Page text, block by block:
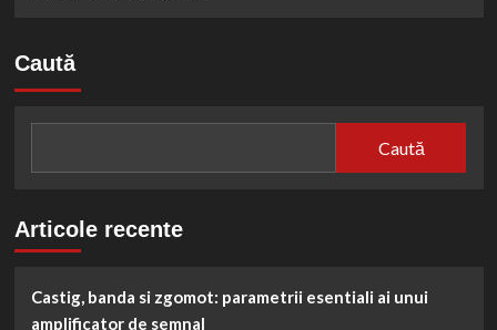
Caută
Caută
Articole recente
Castig, banda si zgomot: parametrii esentiali ai unui
amplificator de semnal